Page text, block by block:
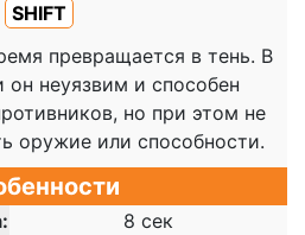
SHIFT
превращается в тень. В
он неуязвим и способен
но при этом не
оружие или способности.
8 сек